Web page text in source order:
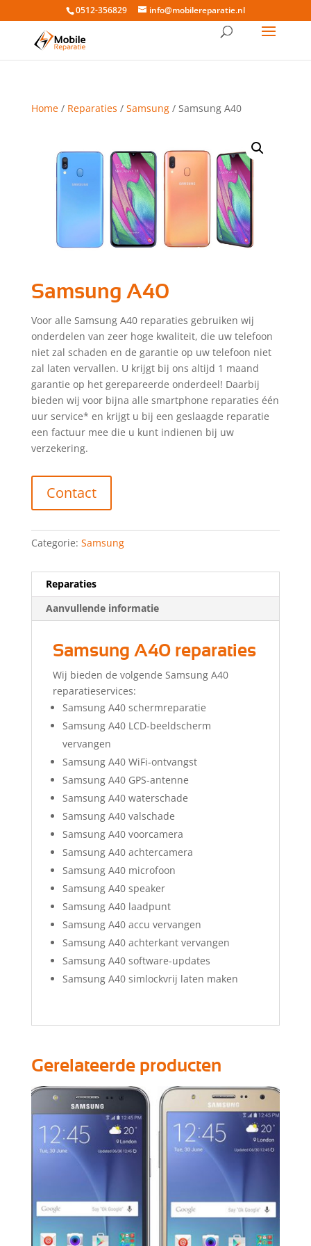
0512-356829 info@mobilereparatie.nl
Home/ Reparaties / Samsung/ Samsung A40
Samsung A40
Voor alle Samsung A40 reparaties gebruiken wij
onderdelen van zeer hoge kwaliteit, die uw telefoon
niet zal schaden en de garantie op uw telefoon niet
zal laten vervallen. U krijgt bij ons altijd 1 maand
garantie op het gerepareerde onderdeel! Daarbij
bieden wij voor bijna alle smartphone reparaties één
uur service* en krijgt u bij een geslaagde reparatie
een factuur mee die u kunt indienen bij uw
verzekering.
Contact
Categorie: Samsung
Reparaties
Aanvullende informatie
Samsung A40 reparaties
Wij bieden de volgende Samsung A40
reparatieservices:
Samsung A40 schermreparatie
Samsung A40 LCD-beeldscherm
vervangen
Samsung A40 WiFi-ontvangst
Samsung A40 GPS-antenne
Samsung A40 waterschade
Samsung A40 valschade
Samsung A40 voorcamera
Samsung A40 achtercamera
Samsung A40 microfoon
Samsung A40 speaker
Samsung A40 laadpunt
Samsung A40 accu vervangen
Samsung A40 achterkant vervangen
Samsung A40 software-updates
Samsung A40 simlockvrij laten maken
Gerelateerde producten